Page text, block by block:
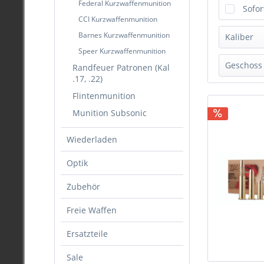
Federal Kurzwaffenmunition
CCI Kurzwaffenmunition
Barnes Kurzwaffenmunition
Speer Kurzwaffenmunition
Randfeuer Patronen (Kal
.17, .22)
Flintenmunition
Munition Subsonic
Wiederladen
Optik
Zubehör
Freie Waffen
Ersatzteile
Sale
Kaliber
.22
.25
.30
.38
.40
.41
ja